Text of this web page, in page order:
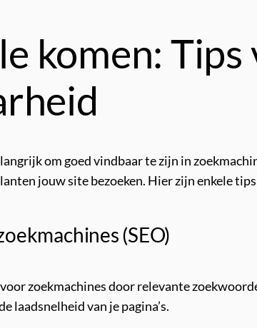
komen:
om goed vindbaar te zijn in
jouw site bezoeken. Hier zijn enkele
(SEO)
zoekmachines door relevante
laadsnelheid van je pagina’s.